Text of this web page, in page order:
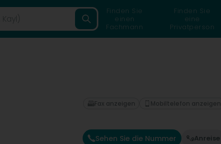
Finden Sie
einen
Fachmann
Finden Sie
eine
Privatperson
Sehen Sie die Nummer Anreise
Fax anzeigen Mobiltelefon anzeigen